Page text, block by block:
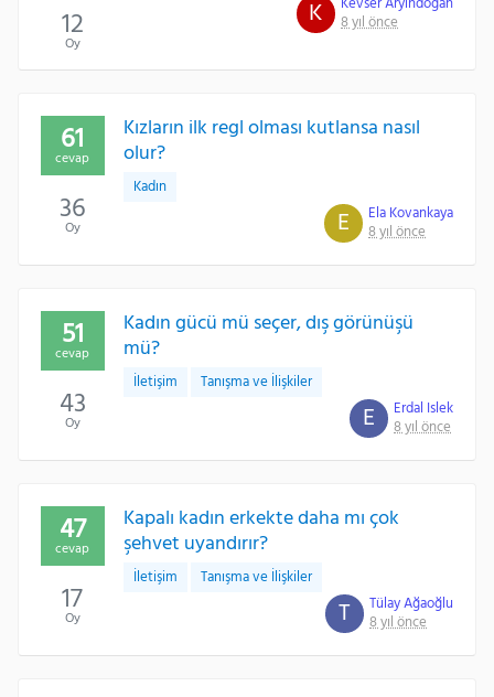
K
8 yıl önce
12
Oy
Kızların ilk regl olması kutlansa nasıl
olur?
Kadın
E
Ela Kovankaya
8 yıl önce
61
cevap
36
Oy
Kadın gücü mü seçer, dış görünüşü
mü?
İletişim Tanışma ve İlişkiler
E
Erdal Islek
8 yıl önce
51
cevap
43
Oy
Kapalı kadın erkekte daha mı çok
şehvet uyandırır?
İletişim Tanışma ve İlişkiler
T
Tülay Ağaoğlu
8 yıl önce
47
cevap
17
Oy